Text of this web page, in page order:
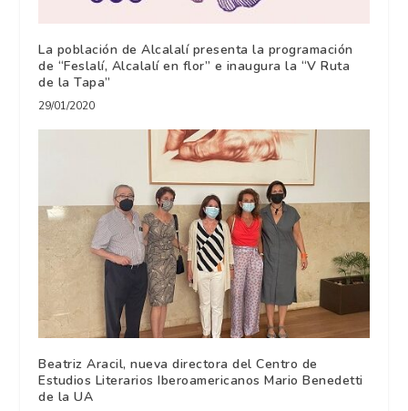
La población de Alcalalí presenta la programación
de “Feslalí, Alcalalí en flor” e inaugura la “V Ruta
de la Tapa”
29/01/2020
Beatriz Aracil, nueva directora del Centro de
Estudios Literarios Iberoamericanos Mario Benedetti
de la UA